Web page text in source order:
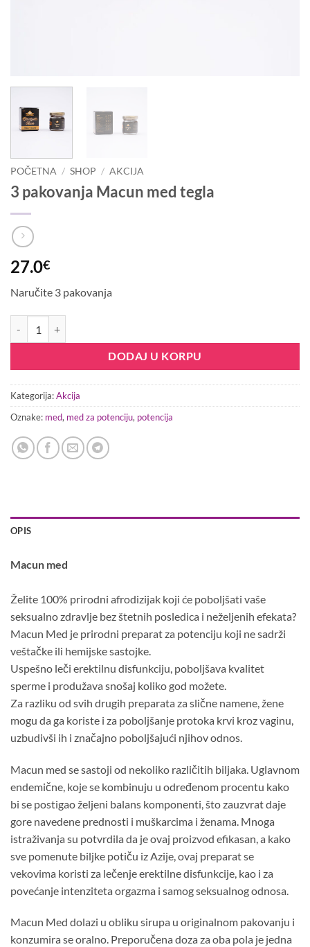
POČETNA / SHOP / AKCIJA
3 pakovanja Macun med tegla
27.0€
Naručite 3 pakovanja
DODAJ U KORPU
Kategorija:Akcija
Oznake: med, med za potenciju, potencija
OPIS
Macun med
Želite 100% prirodni afrodizijak koji će poboljšati vaše
seksualno zdravlje bez štetnih posledica i neželjenih efekata?
Macun Med je prirodni preparat za potenciju koji ne sadrži
veštačke ili hemijske sastojke.
Uspešno leči erektilnu disfunkciju, poboljšava kvalitet
sperme i produžava snošaj koliko god možete.
Za razliku od svih drugih preparata za slične namene, žene
mogu da ga koriste i za poboljšanje protoka krvi kroz vaginu,
uzbudivši ih i značajno poboljšajući njihov odnos.
Macun med se sastoji od nekoliko različitih biljaka. Uglavnom
endemične, koje se kombinuju u određenom procentu kako
bi se postigao željeni balans komponenti, što zauzvrat daje
gore navedene prednosti i muškarcima i ženama. Mnoga
istraživanja su potvrdila da je ovaj proizvod efikasan, a kako
sve pomenute biljke potiču iz Azije, ovaj preparat se
vekovima koristi za lečenje erektilne disfunkcije, kao i za
povećanje intenziteta orgazma i samog seksualnog odnosa.
Macun Med dolazi u obliku sirupa u originalnom pakovanju i
konzumira se oralno. Preporučena doza za oba pola je jedna